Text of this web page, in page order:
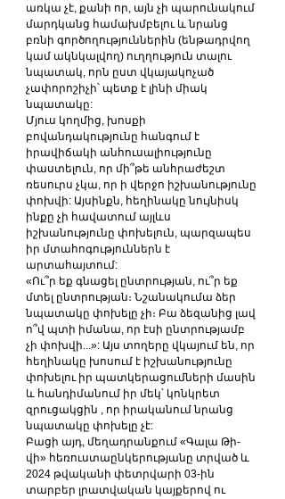
առկա չէ, քանի որ, այն չի պարունակում
մարդկանց համախմբելու և նրանց
բռնի գործողություններին (ենթադրվող
կամ ակնկալվող) ուղղություն տալու
նպատակ, որն ըստ վկայակոչած
չափորոշիչի՝ պետք է լինի միակ
նպատակը:
Մյուս կողմից, խոսքի
բովանդակությունը հանգում է
իրավիճակի անհուսալիությունը
փաստելուն, որ մի՞թե անհրաժեշտ
ռեսուրս չկա, որ ի վերջո իշխանությունը
փոխվի: Այսինքն, հեղինակը նույնիսկ
ինքը չի հավատում այլևս
իշխանությունը փոխելուն, պարզապես
իր մտահոգություններն է
արտահայտում:
«Ու՞ր եք գնացել ընտրության, ու՞ր եք
մտել ընտրության։ Նշանակումա ձեր
նպատակը փոխելը չի։ Բա ձեզանից լավ
ո՞վ պտի իմանա, որ էսի ընտրությամբ
չի փոխվի...»: Այս տողերը վկայում են, որ
հեղինակը խոսում է իշխանությունը
փոխելու իր պատկերացումների մասին
և հանդիմանում իր մեկ՝ կոնկրետ
զրուցակցին , որ իրականում նրանց
նպատակը փոխելը չէ:
Բացի այդ, մեղադրանքում «Գալա Թի-
վի» հեռուստաընկերությանը տրված և
2024 թվականի փետրվարի 03-ին
տարբեր լրատվական կայքերով ու